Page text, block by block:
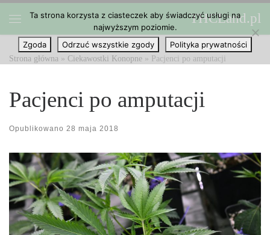
Przejdź do treści THCLand.pl
Strona główna » Ciekawostki Konopne » Pacjenci po amputacji
Pacjenci po amputacji
Opublikowano 28 maja 2018
Ta strona korzysta z ciasteczek aby świadczyć usługi na
najwyższym poziomie.
Zgoda
Odrzuć wszystkie zgody Polityka prywatności